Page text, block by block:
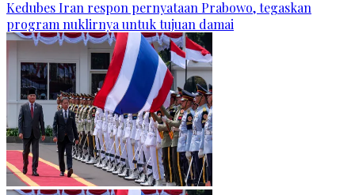
Kedubes Iran respon pernyataan Prabowo, tegaskan
program nuklirnya untuk tujuan damai